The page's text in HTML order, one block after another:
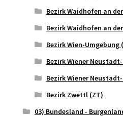
Bezirk Waidhofen an
Bezirk Waidhofen an der
Bezirk Wien-Umgebung
Bezirk Wiener
Bezirk Wiener
Bezirk Zwettl (ZT)
03) Bundesland -